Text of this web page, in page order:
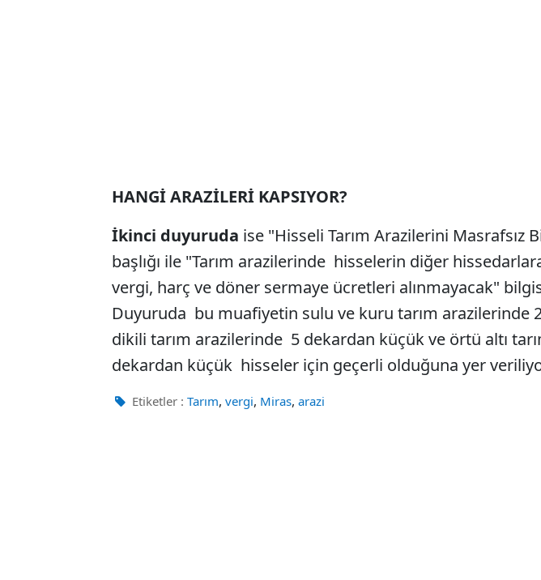
HANGİ ARAZİLERİ KAPSIYOR?
İkinci duyuruda ise "Hisseli Tarım Arazilerini Masrafsız
başlığı ile "Tarım arazilerinde hisselerin diğer
vergi, harç ve döner sermaye ücretleri alınmayacak"
Duyuruda bu muafiyetin sulu ve kuru tarım arazilerinde
dikili tarım arazilerinde 5 dekardan küçük ve örtü altı
dekardan küçük hisseler için geçerli olduğuna yer
Etiketler : Tarım, vergi, Miras, arazi